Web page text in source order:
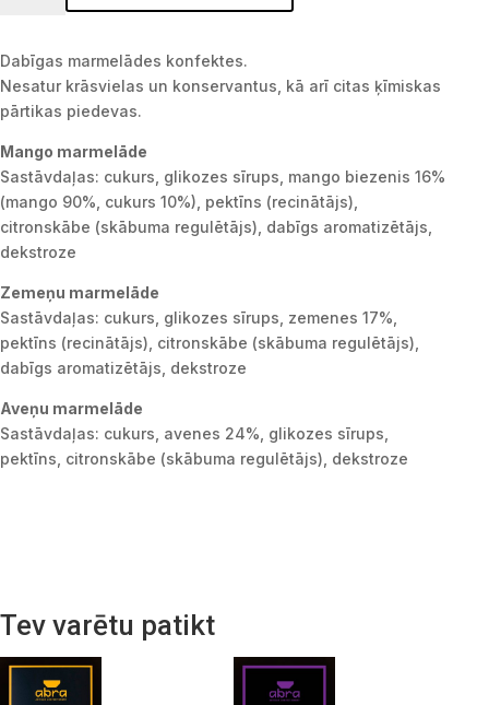
Dabīgas marmelādes konfektes.
Nesatur krāsvielas un konservantus, kā arī citas ķīmiskas
pārtikas piedevas.
Mango marmelāde
Sastāvdaļas: cukurs, glikozes sīrups, mango biezenis 16%
(mango 90%, cukurs 10%), pektīns (recinātājs),
citronskābe (skābuma regulētājs), dabīgs aromatizētājs,
dekstroze
Zemeņu marmelāde
Sastāvdaļas: cukurs, glikozes sīrups, zemenes 17%,
pektīns (recinātājs), citronskābe (skābuma regulētājs),
dabīgs aromatizētājs, dekstroze
Aveņu marmelāde
Sastāvdaļas: cukurs, avenes 24%, glikozes sīrups,
pektīns, citronskābe (skābuma regulētājs), dekstroze
Tev varētu patikt